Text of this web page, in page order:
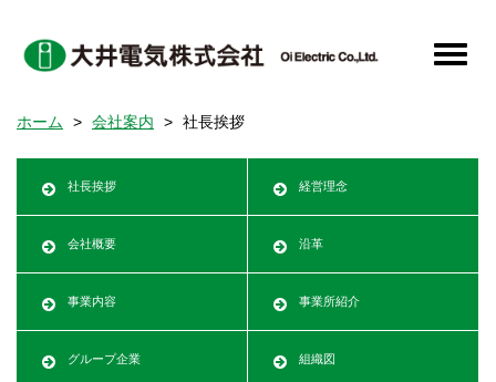
Toggle
ホーム 会社案内 社長挨拶
社長挨拶 経営理念
会社概要 沿革
事業内容 事業所紹介
グループ企業 組織図